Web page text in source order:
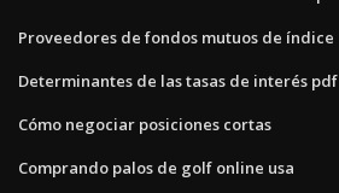
Proveedores de fondos mutuos de índice
Determinantes de las tasas de interés pdf
Cómo negociar posiciones cortas
Comprando palos de golf online usa